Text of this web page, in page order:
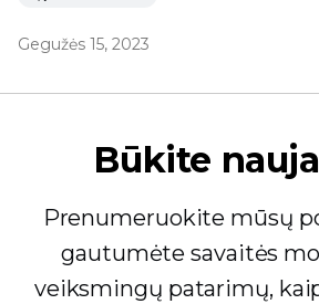
Gegužės 15, 2023
Būkite
Prenumeruokite mūsų
gautumėte savaitės
veiksmingų patarimų,